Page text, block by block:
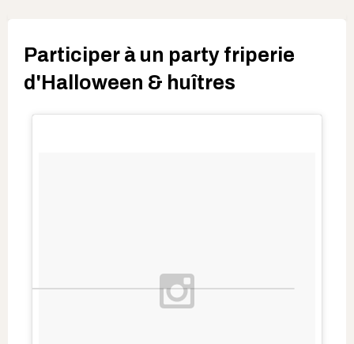
Participer à un party friperie
d'Halloween & huîtres